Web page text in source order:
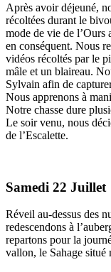
Après avoir déjeuné,
récoltées durant le
mode de vie de l’Ours
en conséquent. Nous
vidéos récoltés par le
mâle et un blaireau.
Sylvain afin de
Nous apprenons à
Notre chasse dure
Le soir venu, nous
de l’Escalette.
Samedi 22 Juillet
Réveil au-dessus des
redescendons à
repartons pour la
vallon, le Sahage situé